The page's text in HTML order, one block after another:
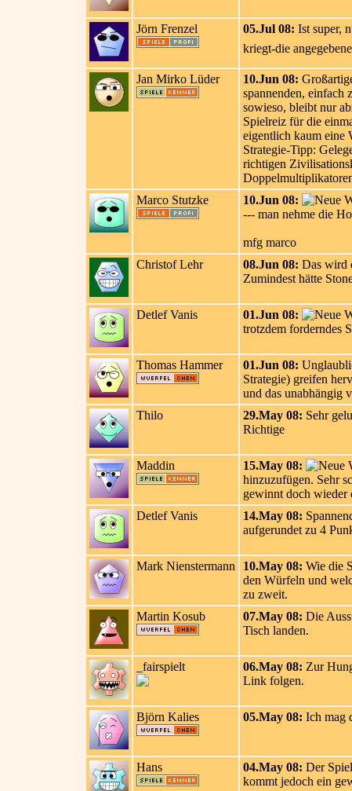
Jörn Frenzel 05.Jul 08: Ist super,
kriegt-die
Jan Mirko Lüder 10.Jun 08:
spannenden, einfach
sowieso, bleibt nur
Spielreiz für die
eigentlich kaum eine
Strategie-Tipp:
richtigen
Marco Stutzke
10.Jun 08:
--- man nehme die
mfg marco
Christof Lehr 08.Jun 08: Das wird
Zumindest hätte
Detlef Vanis 01.Jun 08:
trotzdem forderndes
Thomas Hammer 01.Jun 08:
Strategie) greifen
und das unabhängig
Thilo
29.May 08: Sehr
Richtige
Maddin 15.May 08:
hinzuzufügen. Sehr
gewinnt doch wieder
Detlef Vanis
14.May 08:
aufgerundet zu 4
Mark Nienstermann 10.May 08: Wie die
den Würfeln und
zu zweit.
Martin Kosub
07.May 08: Die
Tisch landen.
_fairspielt 06.May 08: Zur
Link folgen.
Björn Kalies 05.May 08: Ich mag
Hans 04.May 08: Der
kommt jedoch ein